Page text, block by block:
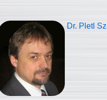
Dr. Pletl